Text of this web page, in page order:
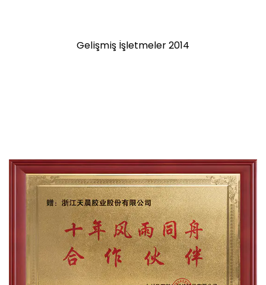
Gelişmiş İşletmeler 2014